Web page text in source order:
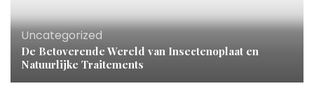
Uncategorized
De Betoverende Wereld van Insectenoplaat en
Natuurlijke Traitements